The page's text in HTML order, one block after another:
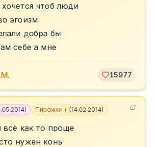
чтоб люди
эгоизм
добра бы
себе а мне
15977
) Пирожки + (14.02.2014)
всё как то проще
нужен конь